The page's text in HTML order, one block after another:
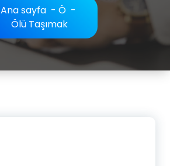
Ana sayfa- Ö-
Ölü Taşımak